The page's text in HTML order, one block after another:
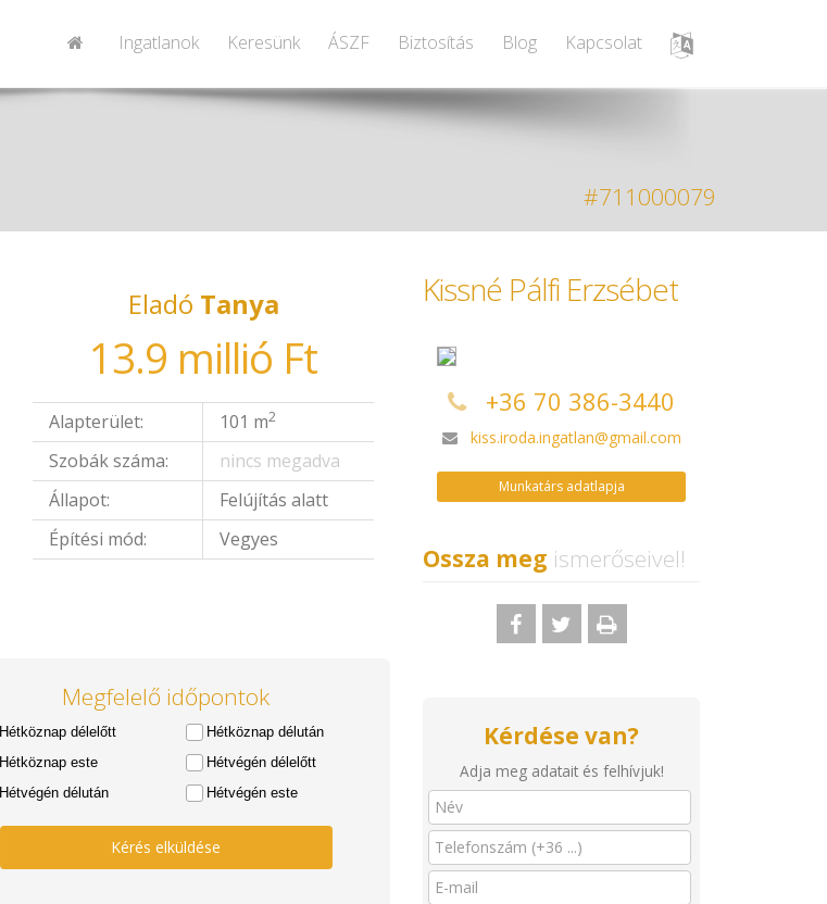
Ingatlanok Keresünk ÁSZF Biztosítás Blog Kapcsolat
#711000079
Eladó Tanya
13.9 millió Ft
Alapterület: 101 m2
Szobák száma:
nincs megadva
Állapot:
Felújítás alatt
Építési mód:
Vegyes
Megfelelő időpontok
Hétköznap délelőtt
Hétköznap délután
Hétköznap este
Hétvégén délelőtt
Hétvégén délután
Hétvégén este
Kérés elküldése
Kissné Pálfi Erzsébet
+36 70 386-3440
kiss.iroda.ingatlan@gmail.com
Munkatárs adatlapja
Ossza meg ismerőseivel!
Kérdése van?
Adja meg adatait és felhívjuk!